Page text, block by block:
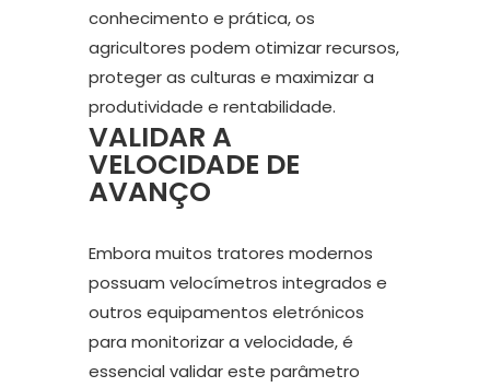
conhecimento e prática, os
agricultores podem otimizar recursos,
proteger as culturas e maximizar a
produtividade e rentabilidade.
VALIDAR A
VELOCIDADE DE
AVANÇO
Embora muitos tratores modernos
possuam velocímetros integrados e
outros equipamentos eletrónicos
para monitorizar a velocidade, é
essencial validar este parâmetro